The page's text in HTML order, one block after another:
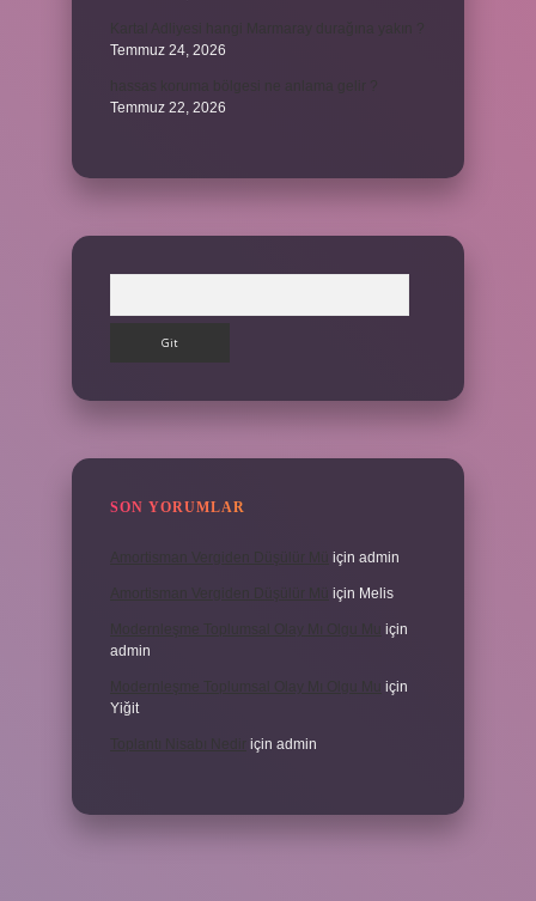
Temmuz 24, 2026
Temmuz 22, 2026
SON YORUMLAR
için admin
için Melis
için
admin
için
Yiğit
için admin